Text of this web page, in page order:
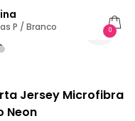
P / Branco 0
Jersey Microfibra
Neon